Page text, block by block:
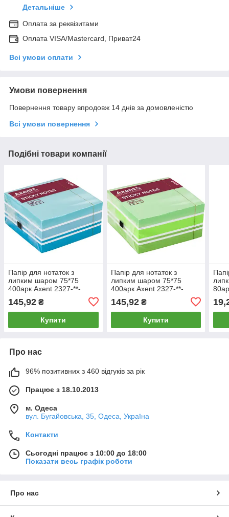
Детальніше
Оплата за реквізитами
Оплата VISA/Mastercard, Приват24
Всі умови оплати
Умови повернення
Повернення товару впродовж 14 днів за домовленістю
Всі умови повернення
Подібні товари компанії
Папір для нотаток з
липким шаром 75*75
400арк Axent 2327-**-
145,92 ₴
Купити
Папір для нотаток з
липким шаром 75*75
400арк Axent 2327-**-
145,92₴
Купити
Про нас
96% позитивних з 460 відгуків за рік
Працює з 18.10.2013
м. Одеса
вул. Бугайовська, 35, Одеса, Україна
Контакти
Сьогодні працює з 10:00 до 18:00
Показати весь графік роботи
Про нас